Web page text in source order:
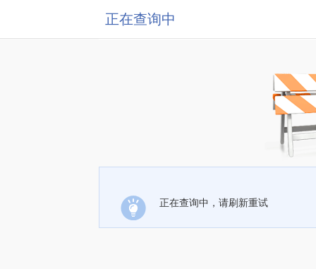
正在查询中
正在查询中，请刷新重试